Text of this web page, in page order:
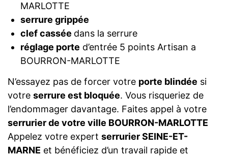
MARLOTTE
serrure grippée
clef cassée dans la serrure
réglage porte d’entrée 5 points Artisan a
BOURRON-MARLOTTE
N’essayez pas de forcer votre porte blindée si
votre serrure est bloquée. Vous risqueriez de
l’endommager davantage. Faites appel à votre
serrurier de votre ville BOURRON-MARLOTTE
Appelez votre expert serrurier SEINE-ET-
MARNE et bénéficiez d’un travail rapide et